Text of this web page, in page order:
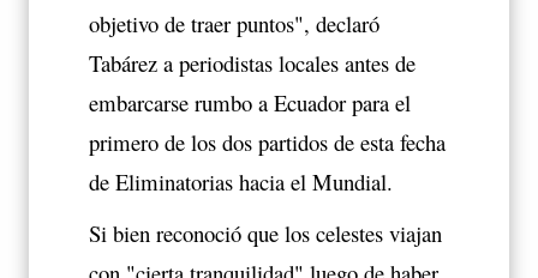
objetivo de traer puntos", declaró
Tabárez a periodistas locales antes de
embarcarse rumbo a Ecuador para el
primero de los dos partidos de esta fecha
de Eliminatorias hacia el Mundial.
Si bien reconoció que los celestes viajan